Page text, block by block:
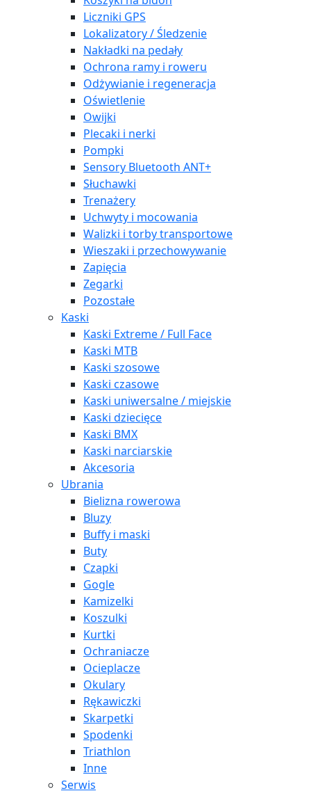
Liczniki GPS
Lokalizatory / Śledzenie
Nakładki na pedały
Ochrona ramy i roweru
Odżywianie i regeneracja
Oświetlenie
Owijki
Plecaki i nerki
Pompki
Sensory Bluetooth ANT+
Słuchawki
Trenażery
Uchwyty i mocowania
Walizki i torby transportowe
Wieszaki i przechowywanie
Zapięcia
Zegarki
Pozostałe
Kaski
Kaski Extreme / Full Face
Kaski MTB
Kaski szosowe
Kaski czasowe
Kaski uniwersalne / miejskie
Kaski dziecięce
Kaski BMX
Kaski narciarskie
Akcesoria
Ubrania
Bielizna rowerowa
Bluzy
Buffy i maski
Buty
Czapki
Gogle
Kamizelki
Koszulki
Kurtki
Ochraniacze
Ocieplacze
Okulary
Rękawiczki
Skarpetki
Spodenki
Triathlon
Inne
Serwis